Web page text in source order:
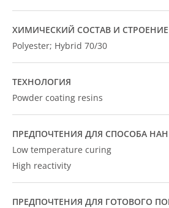
ХИМИЧЕСКИЙ СОСТАВ И СТРОЕНИЕ
Polyester; Hybrid 70/30
ТЕХНОЛОГИЯ
Powder coating resins
ПРЕДПОЧТЕНИЯ ДЛЯ СПОСОБА
Low temperature curing
High reactivity
ПРЕДПОЧТЕНИЯ ДЛЯ ГОТОВОГО